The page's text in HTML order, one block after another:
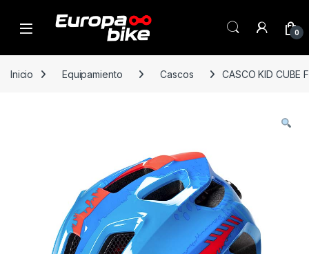
Open 0
Inicio Equipamiento Cascos CASCO KID CUBE